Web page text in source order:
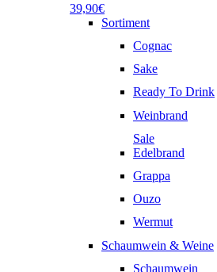
39,90€
Sortiment
Cognac
Sake
Ready To Drink
Weinbrand
Sale
Edelbrand
Grappa
Ouzo
Wermut
Schaumwein & Weine
Schaumwein